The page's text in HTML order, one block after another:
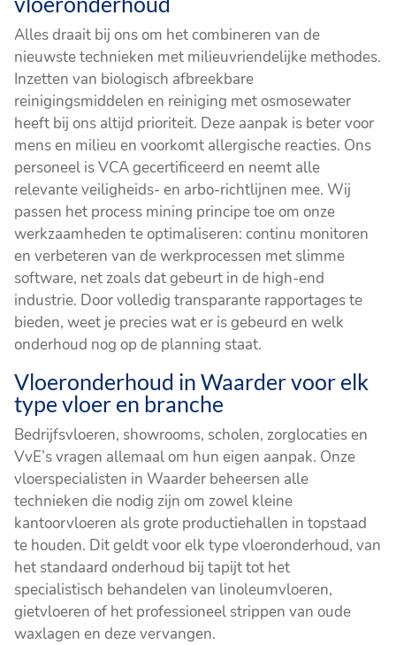
Alles draait bij ons om het combineren van de
nieuwste technieken met milieuvriendelijke methodes.
Inzetten van biologisch afbreekbare
reinigingsmiddelen en reiniging met osmosewater
heeft bij ons altijd prioriteit. Deze aanpak is beter voor
mens en milieu en voorkomt allergische reacties. Ons
personeel is VCA gecertificeerd en neemt alle
relevante veiligheids- en arbo-richtlijnen mee. Wij
passen het process mining principe toe om onze
werkzaamheden te optimaliseren: continu monitoren
en verbeteren van de werkprocessen met slimme
software, net zoals dat gebeurt in de high-end
industrie. Door volledig transparante rapportages te
bieden, weet je precies wat er is gebeurd en welk
onderhoud nog op de planning staat.
Vloeronderhoud in Waarder voor elk
type vloer en branche
Bedrijfsvloeren, showrooms, scholen, zorglocaties en
VvE’s vragen allemaal om hun eigen aanpak. Onze
vloerspecialisten in Waarder beheersen alle
technieken die nodig zijn om zowel kleine
kantoorvloeren als grote productiehallen in topstaad
te houden. Dit geldt voor elk type vloeronderhoud, van
het standaard onderhoud bij tapijt tot het
specialistisch behandelen van linoleumvloeren,
gietvloeren of het professioneel strippen van oude
waxlagen en deze vervangen.